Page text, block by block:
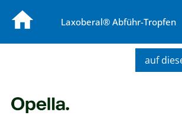
Laxoberal® Abführ-Tropfen
auf